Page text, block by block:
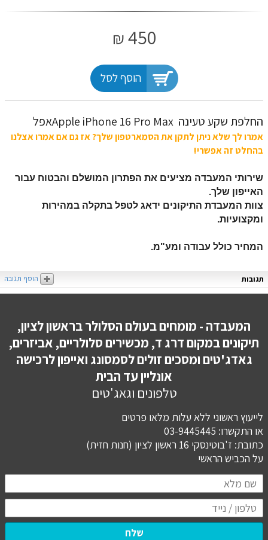
450
₪
הוסף לסל
‏החלפת שקע טעינה Apple iPhone 16 Pro Maxאפל
אמרו לך שלא ניתן לתקן את הסמארטפון שלך? אז גם אם אמרו אצלנו
בהחלט זה אפשרי!
שירותי המעבדה מציעים את הפתרון המושלם והבטוח עבור
האייפון שלך.
צוות המעבדת התיקונים ידאג לטפל בתקלה במהירות
ומקצועיות.
המחיר כולל עבודה ומע"מ.
תגובות הוסף תגובה
המעבדה - מומחים בעולם הסלולר בראשון לציון,
תיקונים במקום דרג ד, מכשירים סלולריים, אביזרים,
גאדג'טים ומסכים זולים לסמסונג ואייפון לרכישה
אונליין עד הבית
טלפונים וגאג'טים
לייעוץ ראשוני ללא עלות מלאו פרטים
או התקשרו: 03-9445445
כתובת: ז'בוטינסקי 16 ראשון לציון (חנות חזית)
​​​​​​​על הכביש הראשי
שלח